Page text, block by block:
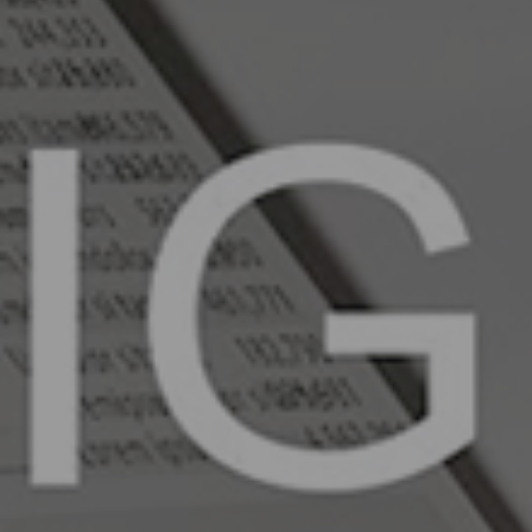
Ürünlerinizin